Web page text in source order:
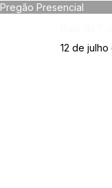
Pregão Presencial
12 de